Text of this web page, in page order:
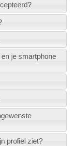
je smartphone
profiel ziet?